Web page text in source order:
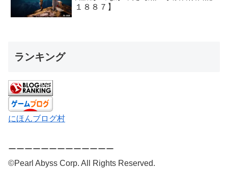
１８８７】
ランキング
にほんブログ村
ーーーーーーーーーーーーー
©Pearl Abyss Corp. All Rights Reserved.